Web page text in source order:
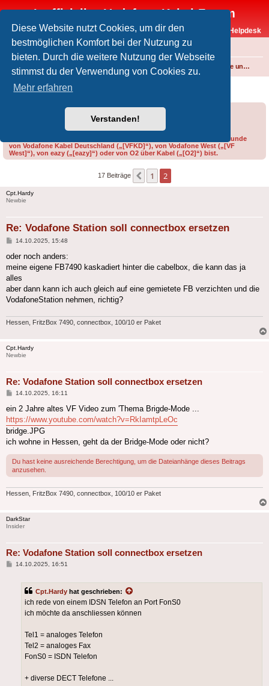
Diese Website nutzt Cookies, um dir den
bestmöglichen Komfort bei der Nutzung zu
bieten. Durch die weitere Nutzung der Webseite
stimmst du der Verwendung von Cookies zu.
Mehr erfahren
Verstanden!
Inoffizielles Vodafone-Kabel-Forum
Vodafone-Kabel-Helpdesk
FAQ
Foren-Übersicht Internet und Telefon über Kabel Produkte, Verträge und Allgemeines
Vodafone Station soll connectbox ersetzen
Bitte gib bei der Erstellung eines Threads im Feld „Präfix“ an, ob du Kunde
von Vodafone Kabel Deutschland („[VFKD]“), von Vodafone West („[VF
West]“), von eazy („[eazy]“) oder von O2 über Kabel („[O2]“) bist.
17 Beiträge Vorherige
1 2
Cpt.Hardy
Newbie
Re: Vodafone Station soll connectbox ersetzen
Beitrag
14.10.2025, 15:48
oder noch anders:
meine eigene FB7490 kaskadiert hinter die cabelbox, die kann das ja
alles
aber dann kann ich auch gleich auf eine gemietete FB verzichten und die
VodafoneStation nehmen, richtig?
Hessen, FritzBox 7490, connectbox, 100/10 er Paket
Cpt.Hardy
Newbie
Re: Vodafone Station soll connectbox ersetzen
Beitrag
14.10.2025, 16:11
ein 2 Jahre altes VF Video zum 'Thema Brigde-Mode ...
https://www.youtube.com/watch?v=RkIamtpLeOc
bridge.JPG
ich wohne in Hessen, geht da der Bridge-Mode oder nicht?
Du hast keine ausreichende Berechtigung, um die Dateianhänge dieses Beitrags
anzusehen.
Hessen, FritzBox 7490, connectbox, 100/10 er Paket
DarkStar
Insider
Re: Vodafone Station soll connectbox ersetzen
Beitrag
14.10.2025, 16:51
Cpt.Hardy hat geschrieben:
ich rede von einem IDSN Telefon an Port FonS0
ich möchte da anschliessen können
Tel1 = analoges Telefon
Tel2 = analoges Fax
FonS0 = ISDN Telefon
+ diverse DECT Telefone ...